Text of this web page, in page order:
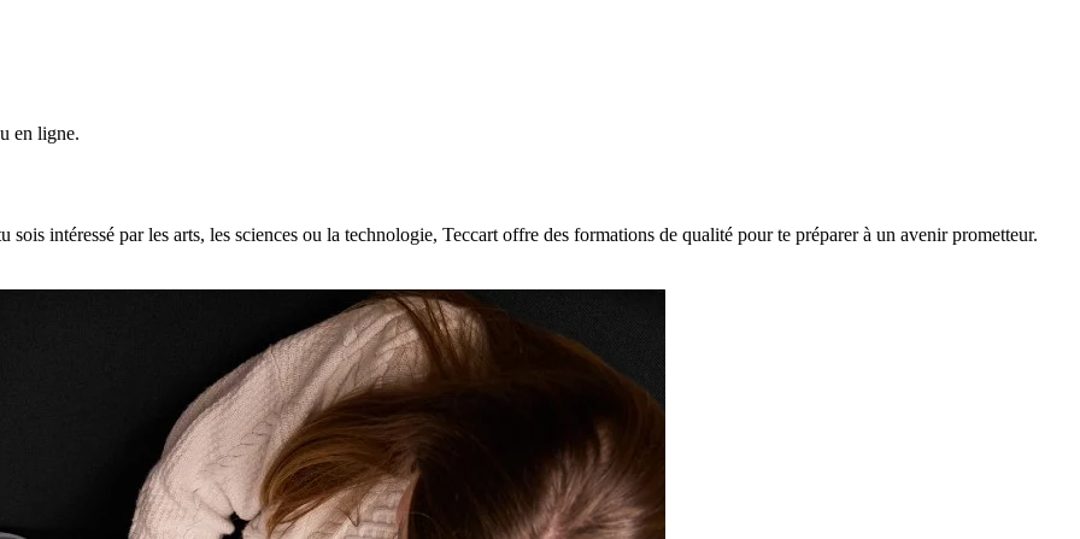
en ligne.
intéressé par les arts, les sciences ou la technologie, Teccart offre des formations de qualité pour te préparer à un avenir prometteur.